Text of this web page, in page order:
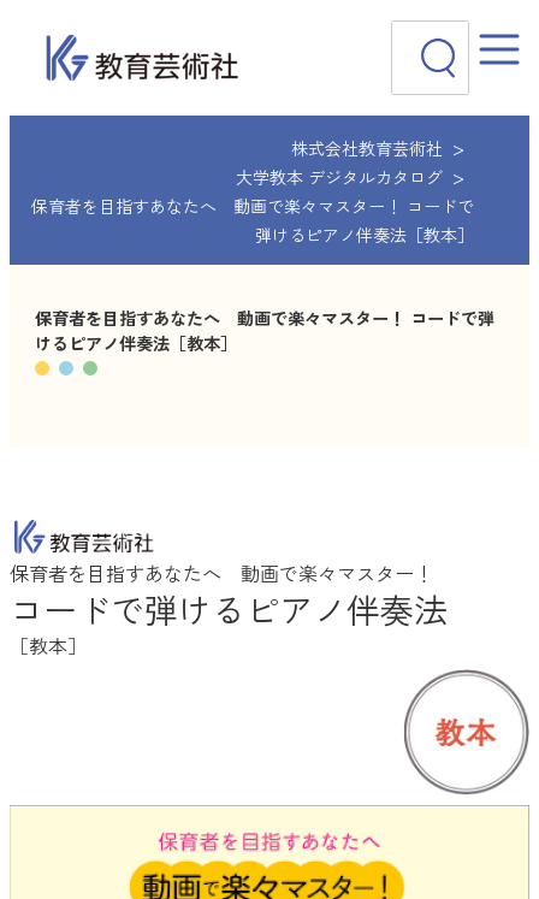
キ
株式会社教育芸術社
大学教本 デジタルカタログ
保育者を目指すあなたへ 動画で楽々マスター！ コードで
弾けるピアノ伴奏法［教本］
保育者を目指すあなたへ 動画で楽々マスター！ コードで弾
けるピアノ伴奏法［教本］
保育者を目指すあなたへ 動画で楽々マスター！
コードで弾けるピアノ伴奏法
［教本］